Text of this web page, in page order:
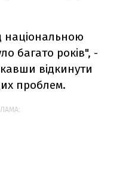
національною
багато років", -
відкинути
проблем.